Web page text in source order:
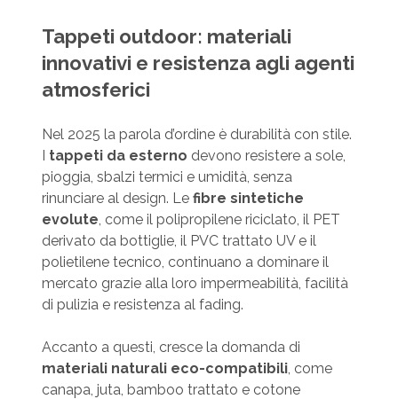
Tappeti outdoor: materiali
innovativi e resistenza agli agenti
atmosferici
Nel 2025 la parola d’ordine è durabilità con stile.
I tappeti da esterno devono resistere a sole,
pioggia, sbalzi termici e umidità, senza
rinunciare al design. Lefibre sintetiche
evolute, come il polipropilene riciclato, il PET
derivato da bottiglie, il PVC trattato UV e il
polietilene tecnico, continuano a dominare il
mercato grazie alla loro impermeabilità, facilità
di pulizia e resistenza al fading.
Accanto a questi, cresce la domanda di
materiali naturali eco-compatibili, come
canapa, juta, bamboo trattato e cotone